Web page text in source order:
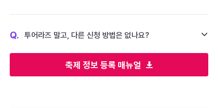
축제 정보 등록 매뉴얼
Q. 투어라즈 말고, 다른 신청 방법은 없나요?